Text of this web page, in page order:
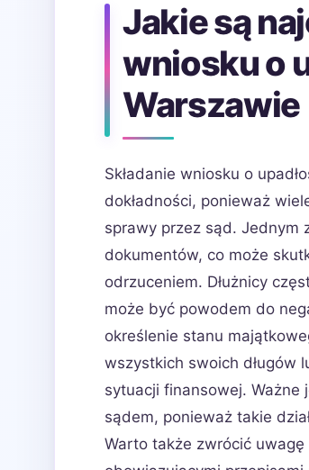
Jakie są
wniosku o
Warszawie
Składanie wniosku o
dokładności, ponieważ
sprawy przez sąd. Jednym
dokumentów, co może
odrzuceniem. Dłużnicy
może być powodem do
określenie stanu
wszystkich swoich długów
sytuacji finansowej. Ważne
sądem, ponieważ takie
Warto także zwrócić